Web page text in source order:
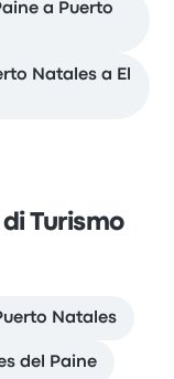
a Puerto
Natales a El
Turismo
Natales
del Paine